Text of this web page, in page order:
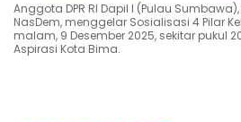
Anggota DPR RI Dapil I (Pulau
NasDem, menggelar Sosialisasi 4 Pilar
malam, 9 Desember 2025, sekitar pukul
Aspirasi Kota Bima.